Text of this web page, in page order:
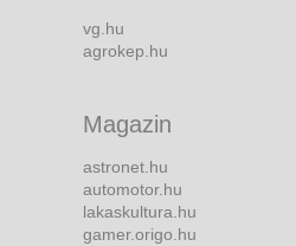
vg.hu
agrokep.hu
Magazin
astronet.hu
automotor.hu
lakaskultura.hu
gamer.origo.hu